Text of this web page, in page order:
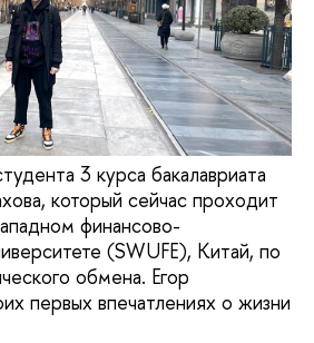
3 курса бакалавриата
который сейчас проходит
финансово-
(SWUFE), Китай, по
обмена. Егор
первых впечатлениях о жизни